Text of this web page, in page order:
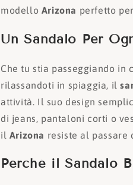
modello Arizona perfetto
Un Sandalo Per
Che tu stia passeggiando in
rilassandoti in spiaggia, il
attività. Il suo design
di jeans, pantaloni corti o
il Arizona resiste al passare
Perché il Sandalo